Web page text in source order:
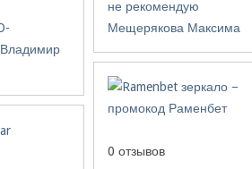
не рекомендую
Мещерякова Максима
0 отзывов